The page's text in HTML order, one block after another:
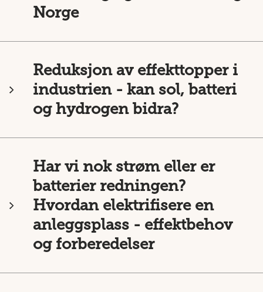
Norge
Reduksjon av effekttopper i
industrien - kan sol, batteri
og hydrogen bidra?
Har vi nok strøm eller er
batterier redningen?
Hvordan elektrifisere en
anleggsplass - effektbehov
og forberedelser